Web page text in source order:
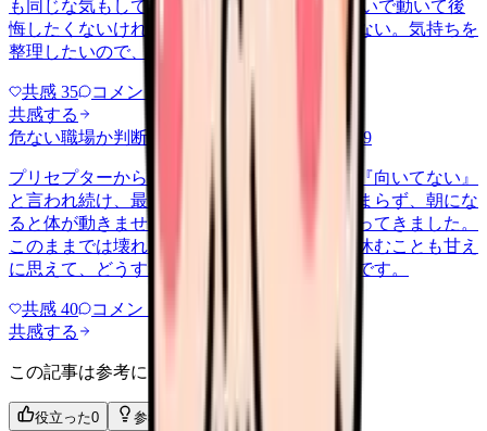
も同じな気もして、決め手がありません。 勢いで動いて後
悔したくないけれど、このまま留まる根拠もない。気持ちを
整理したいので、判断材料の集…
共感 35 コメント
共感する
危ない職場か判断してほしい
2026/6/9
プリセプターから毎日のように『辞めれば』『向いてない』
と言われ続け、最近は職場が近づくと涙が止まらず、朝にな
ると体が動きません。食事も喉を通らなくなってきました。
このままでは壊れてしまう気がします。でも休むことも甘え
に思えて、どうすればいいのか分からないんです。
共感 40 コメント
共感する
この記事は参考になりましたか？
役立った0 参考になった